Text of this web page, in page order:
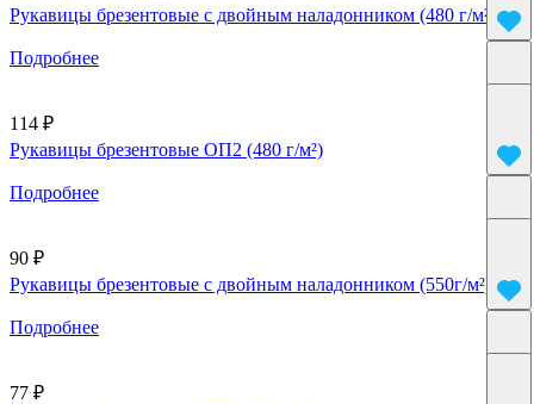
Рукавицы брезентовые с двойным наладонником (480 г/м²)
Подробнее
114 ₽
Рукавицы брезентовые ОП2 (480 г/м²)
Подробнее
90 ₽
Рукавицы брезентовые с двойным наладонником (550г/м²)
Подробнее
77 ₽